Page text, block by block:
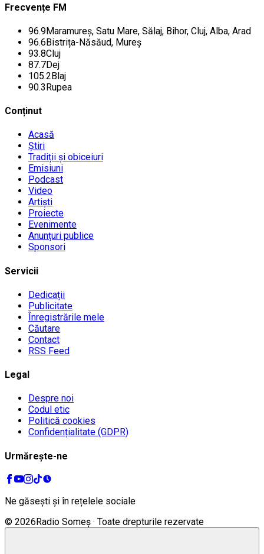
Frecvențe FM
96.9Maramureș, Satu Mare, Sălaj, Bihor, Cluj, Alba, Arad
96.6Bistrița-Năsăud, Mureș
93.8Cluj
87.7Dej
105.2Blaj
90.3Rupea
Conținut
Acasă
Știri
Tradiții și obiceiuri
Emisiuni
Podcast
Video
Artiști
Proiecte
Evenimente
Anunțuri publice
Sponsori
Servicii
Dedicații
Publicitate
Înregistrările mele
Căutare
Contact
RSS Feed
Legal
Despre noi
Codul etic
Politică cookies
Confidențialitate (GDPR)
Urmărește-ne
Ne găsești și în rețelele sociale
© 2026Radio Someș · Toate drepturile rezervate